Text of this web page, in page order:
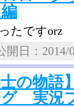
たですorz
開日：
士の物
グ 実況